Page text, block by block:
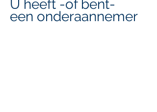
U heeft -of bent-
een onderaannemer